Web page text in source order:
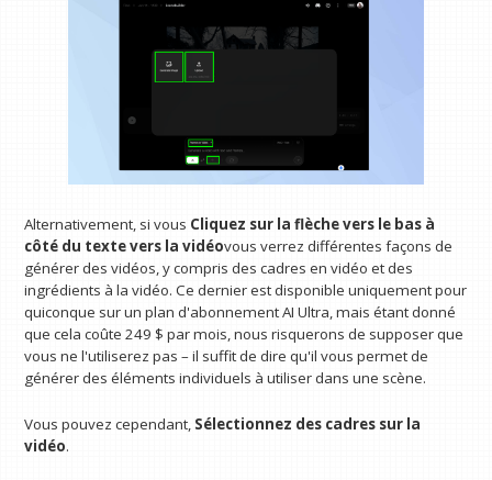
Alternativement, si vous Cliquez sur la flèche vers le bas à
côté du texte vers la vidéovous verrez différentes façons de
générer des vidéos, y compris des cadres en vidéo et des
ingrédients à la vidéo. Ce dernier est disponible uniquement pour
quiconque sur un plan d'abonnement AI Ultra, mais étant donné
que cela coûte 249 $ par mois, nous risquerons de supposer que
vous ne l'utiliserez pas – il suffit de dire qu'il vous permet de
générer des éléments individuels à utiliser dans une scène.
Vous pouvez cependant, Sélectionnez des cadres sur la
vidéo.